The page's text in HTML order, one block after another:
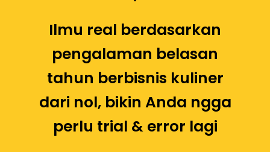
Ilmu real berdasarkan
pengalaman belasan
tahun berbisnis kuliner
dari nol, bikin Anda ngga
perlu trial & error lagi